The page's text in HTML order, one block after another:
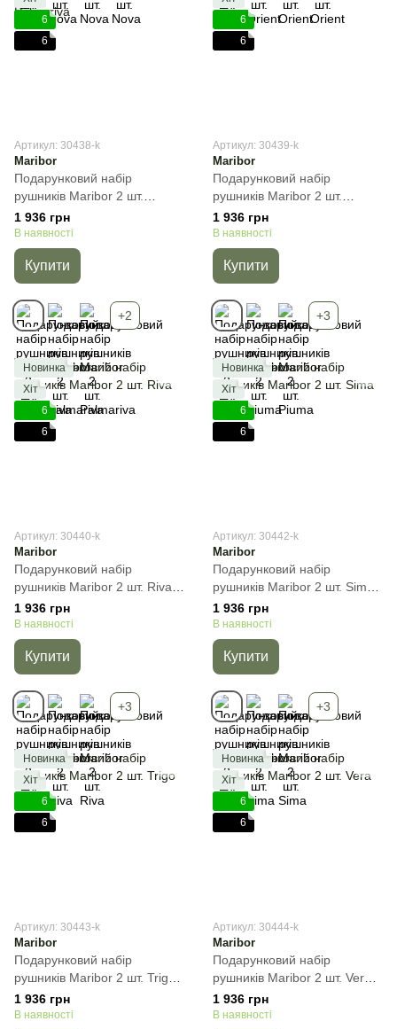
6
6
Артикул: 30438-k
Maribor
Подарунковий набір
рушників Maribor 2 шт.
Palmariva, Бежевий, 2пр
(50х90+70х140) см, Набір
1 936 грн
В наявності
Купити
+2
6
6
Артикул: 30439-k
Maribor
Подарунковий набір
рушників Maribor 2 шт.
Piuma, Бежевий, 2пр
(50х90+70х140) см, Набір
1 936 грн
В наявності
Купити
+3
Новинка
Хіт
6
6
Артикул: 30440-k
Maribor
Подарунковий набір
рушників Maribor 2 шт. Riva,
Бежевий, 2пр
(50х90+70х140) см, Набір
1 936 грн
В наявності
Купити
+3
Новинка
Хіт
6
6
Артикул: 30442-k
Maribor
Подарунковий набір
рушників Maribor 2 шт. Sima,
Бежевий, 2пр
(50х90+70х140) см, Набір
1 936 грн
В наявності
Купити
+3
Новинка
Хіт
6
6
Артикул: 30443-k
Maribor
Подарунковий набір
рушників Maribor 2 шт. Trigo,
Бежевий, 2пр
(50х90+70х140) см, Набір
1 936 грн
В наявності
Новинка
Хіт
6
6
Артикул: 30444-k
Maribor
Подарунковий набір
рушників Maribor 2 шт. Vera,
Бежевий, 2пр
(50х90+70х140) см, Набір
1 936 грн
В наявності